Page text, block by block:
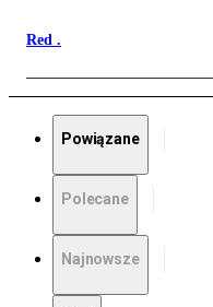
Red .
Powiązane
Polecane
Najnowsze